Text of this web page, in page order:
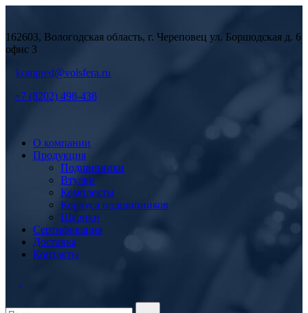
162603, Вологодская область, г. Череповец ул. Боршодская д. 6
офис 3
kompred@volsfera.ru
+7 (8202) 498-438
О компании
Продукция
Подшипники
Втулки
Комплекты
Корпуса подшипников
Шарики
Сертификация
Доставка
Контакты